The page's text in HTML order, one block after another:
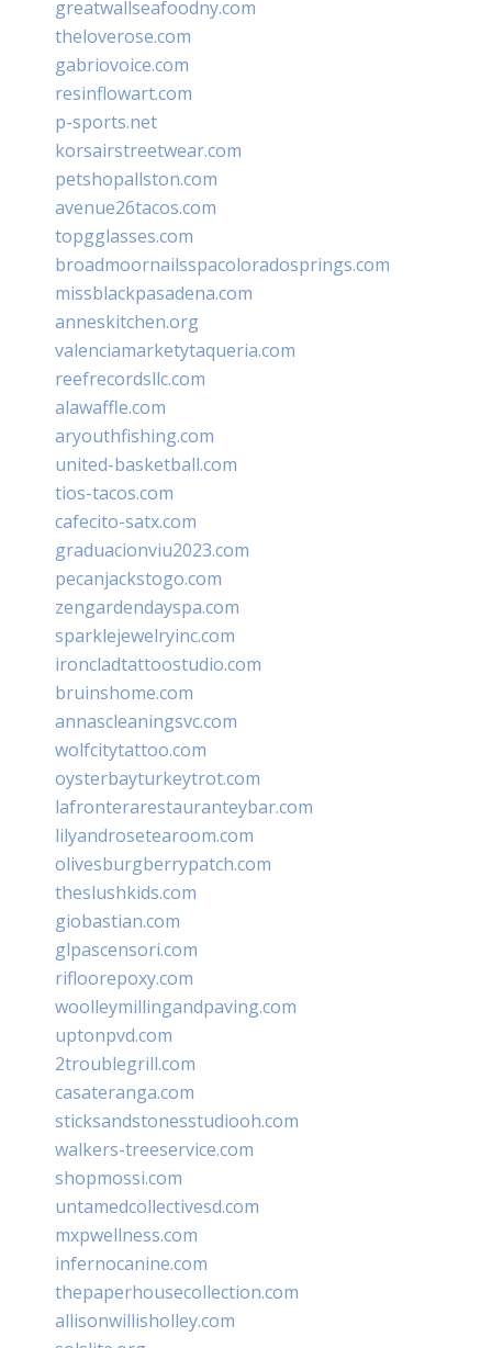
greatwallseafoodny.com
theloverose.com
gabriovoice.com
resinflowart.com
p-sports.net
korsairstreetwear.com
petshopallston.com
avenue26tacos.com
topgglasses.com
broadmoornailsspacoloradosprings.com
missblackpasadena.com
anneskitchen.org
valenciamarketytaqueria.com
reefrecordsllc.com
alawaffle.com
aryouthfishing.com
united-basketball.com
tios-tacos.com
cafecito-satx.com
graduacionviu2023.com
pecanjackstogo.com
zengardendayspa.com
sparklejewelryinc.com
ironcladtattoostudio.com
bruinshome.com
annascleaningsvc.com
wolfcitytattoo.com
oysterbayturkeytrot.com
lafronterarestauranteybar.com
lilyandrosetearoom.com
olivesburgberrypatch.com
theslushkids.com
giobastian.com
glpascensori.com
rifloorepoxy.com
woolleymillingandpaving.com
uptonpvd.com
2troublegrill.com
casateranga.com
sticksandstonesstudiooh.com
walkers-treeservice.com
shopmossi.com
untamedcollectivesd.com
mxpwellness.com
infernocanine.com
thepaperhousecollection.com
allisonwillisholley.com